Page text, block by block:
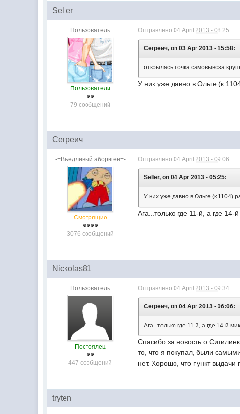
Seller
Пользователь
Пользователи
79 сообщений
Отправлено04 April 2013 - 08:25
Сегреич, on 03 Apr 2013 - 15:58:
открылась точка самовывоза
У них уже давно в Ольге
Сегреич
-=Въедливый абориген=-
Смотрящие
3076 сообщений
Отправлено04 April 2013 - 09:06
Seller, on 04 Apr 2013 - 05:25:
У них уже давно в Ольге (к.1104)
Ага...только где 11-й, а где
Nickolas81
Пользователь
Постоялец
447 сообщений
Отправлено04 April 2013 - 09:34
Сегреич, on 04 Apr 2013 - 06:06:
Ага...только где 11-й, а где 14-й
Спасибо за новость о
то, что я покупал, были
нет. Хорошо, что пункт выдачи
tryten